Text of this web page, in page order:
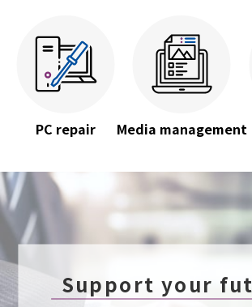
PC repair Media management
Support your